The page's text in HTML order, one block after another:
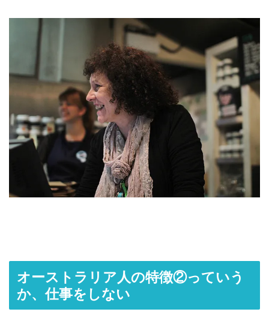
オーストラリア人の特徴②っていう
か、仕事をしない